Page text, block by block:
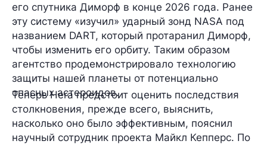
его спутника Диморф в конце 2026 года. Ранее
эту систему «изучил» ударный зонд NASA под
названием DART, который протаранил Диморф,
чтобы изменить его орбиту. Таким образом
агентство продемонстрировало технологию
защиты нашей планеты от потенциально
опасных астероидов.
Теперь Hera предстоит оценить последствия
столкновения, прежде всего, выяснить,
насколько оно было эффективным, пояснил
научный сотрудник проекта Майкл Кепперс. По